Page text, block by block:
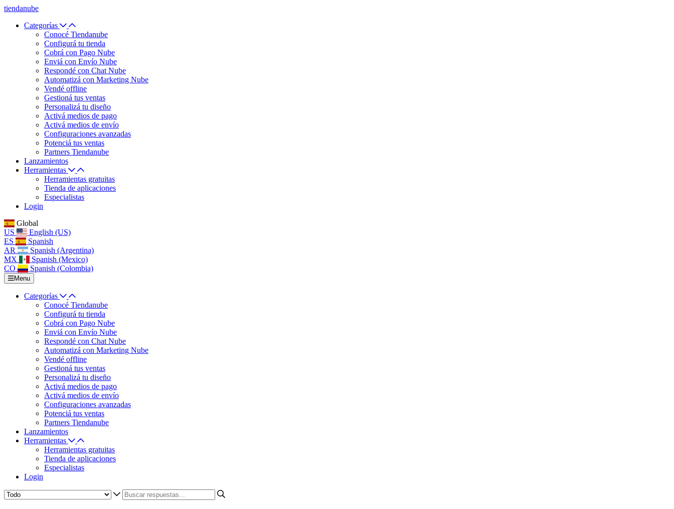
tiendanube
Categorías
Conocé Tiendanube
Configurá tu tienda
Cobrá con Pago Nube
Enviá con Envío Nube
Respondé con Chat Nube
Automatizá con Marketing Nube
Vendé offline
Gestioná tus ventas
Personalizá tu diseño
Activá medios de pago
Activá medios de envío
Configuraciones avanzadas
Potenciá tus ventas
Partners Tiendanube
Lanzamientos
Herramientas
Herramientas gratuitas
Tienda de aplicaciones
Especialistas
Login
Global
US
English (US)
ES
Spanish
AR
Spanish (Argentina)
MX
Spanish (Mexico)
CO
Spanish (Colombia)
Menu
Categorías
Conocé Tiendanube
Configurá tu tienda
Cobrá con Pago Nube
Enviá con Envío Nube
Respondé con Chat Nube
Automatizá con Marketing Nube
Vendé offline
Gestioná tus ventas
Personalizá tu diseño
Activá medios de pago
Activá medios de envío
Configuraciones avanzadas
Potenciá tus ventas
Partners Tiendanube
Lanzamientos
Herramientas
Herramientas gratuitas
Tienda de aplicaciones
Especialistas
Login